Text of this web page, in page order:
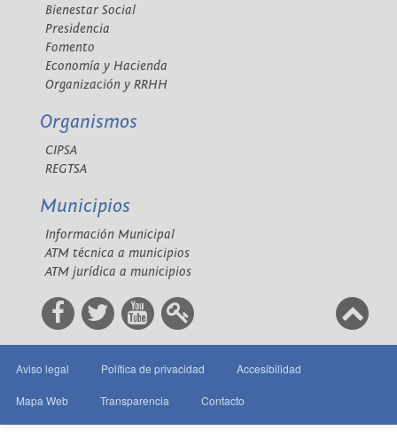
Bienestar Social
Presidencia
Fomento
Economía y Hacienda
Organización y RRHH
Organismos
CIPSA
REGTSA
Municipios
Información Municipal
ATM técnica a municipios
ATM jurídica a municipios
Aviso legal Política de privacidad Accesibilidad
Mapa Web Transparencia Contacto